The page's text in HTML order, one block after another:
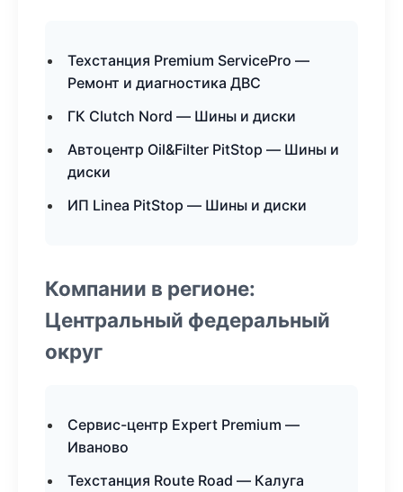
Техстанция Premium ServicePro —
Ремонт и диагностика ДВС
ГК Clutch Nord — Шины и диски
Автоцентр Oil&Filter PitStop — Шины и
диски
ИП Linea PitStop — Шины и диски
Компании в регионе:
Центральный федеральный
округ
Сервис-центр Expert Premium —
Иваново
Техстанция Route Road — Калуга